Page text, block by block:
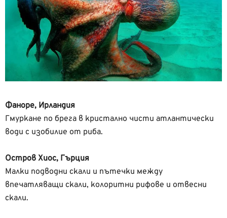
Фаноре, Ирландия
Гмуркане по брега в кристално чисти атлантически
води с изобилие от риба.
Остров Хиос, Гърция
Малки подводни скали и пътечки между
впечатляващи скали, колоритни рифове и отвесни
скали.